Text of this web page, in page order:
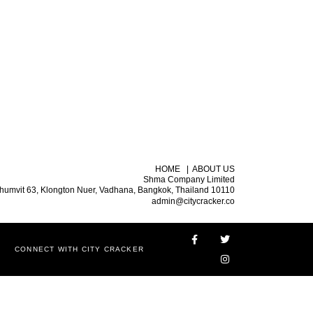
HOME | ABOUT US
Shma Company Limited
63, Klongton Nuer, Vadhana, Bangkok, Thailand 10110
admin@citycracker.co
CONNECT WITH CITY CRACKER